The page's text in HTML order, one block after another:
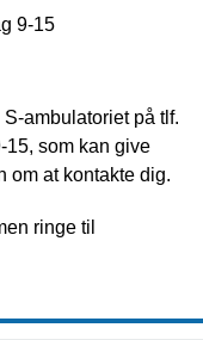
9-15
ambulatoriet på tlf.
15, som kan give
om at kontakte dig.
ringe til